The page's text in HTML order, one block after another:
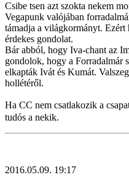
Csibe tsen azt szokta nekem
Vegapunk valójában
támadja a világkormányt.
érdekes gondolat.
Bár abból, hogy Iva-chant az
gondolok, hogy a Forradalmár
elkapták Ivát és Kumát.
hollétéről.
Ha CC nem csatlakozik a
tudós a nekik.
2016.05.09. 19:17